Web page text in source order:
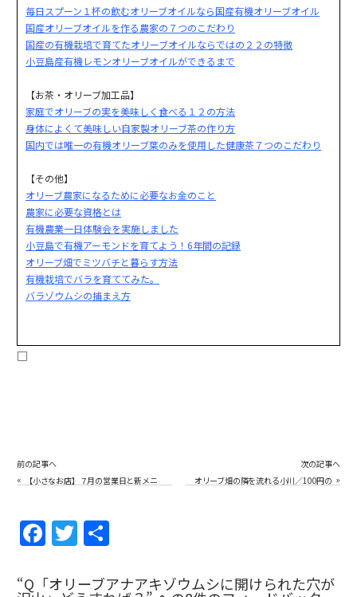
毎日スプーン１杯の飲むオリーブオイルなら国産有機オリーブオイル
国産オリーブオイルを作る農家の７つのこだわり
国産の有機栽培で育てたオリーブオイルならではの２２の特徴
小豆島産有機レモンオリーブオイルができるまで
【お茶・オリーブ加工品】
家庭でオリーブの実を美味しく食べる１２の方法
身体によくて美味しい自家製オリーブ茶の作り方
国内では唯一の有機オリーブ葉のみを使用した健康茶７つのこだわり
【その他】
オリーブ農家になるために必要なお金のこと
農家に必要な資格とは
有機農業一日体験会を実施しました
小豆島で有機アーモンドを育てよう！6年間の記録
オリーブ畑でミツバチと暮らす方法
有機栽培でバラを育ててみた。
バラゾウムシの捕まえ方
□
前の記事へ
«
【小さなお店】７月の営業日と新メニ
ュー
次の記事へ
オリーブ畑の隣を流れる小川／100円の
釣りセットで何が釣れる？／小豆島の
»
F
a
c
T
w
itt
“Q「オリーブアナアキゾウムシに開けられた穴が